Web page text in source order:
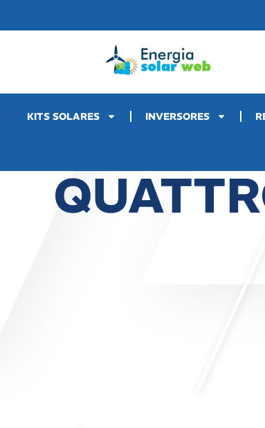
KITS SOLARES INVERSORES